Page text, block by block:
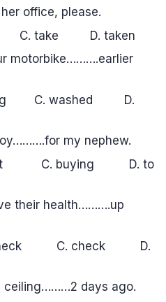
office, please.
C. take D. taken
motorbike……….earlier
C. washed D.
my nephew.
C. buying D. to
their health……….up
C. check D.
ceiling………2 days ago.